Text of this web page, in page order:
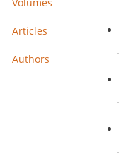
Articles
Authors